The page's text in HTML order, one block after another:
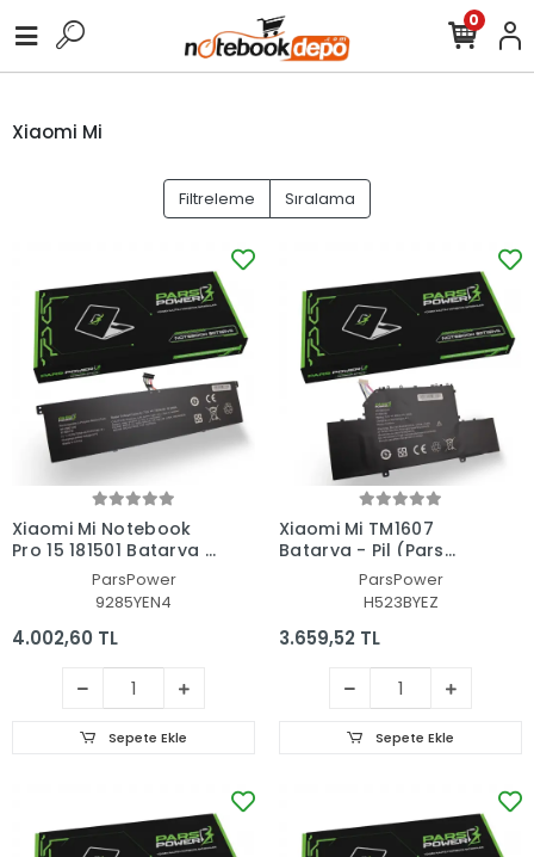
0
Xiaomi Mi
Filtreleme Sıralama
Xiaomi Mi Notebook
Pro 15 181501 Batarya -
Pil (Pars Power)
ParsPower
9285YEN4
4.002,60 TL
Sepete Ekle
Xiaomi Mi TM1607
Batarya - Pil (Pars
ParsPower
H523BYEZ
3.659,52 TL
Sepete Ekle